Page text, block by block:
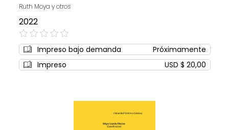
Ruth Moya y otros
2022
0%
Impreso bajo demanda
Próximamente
Impreso
USD $ 20,00